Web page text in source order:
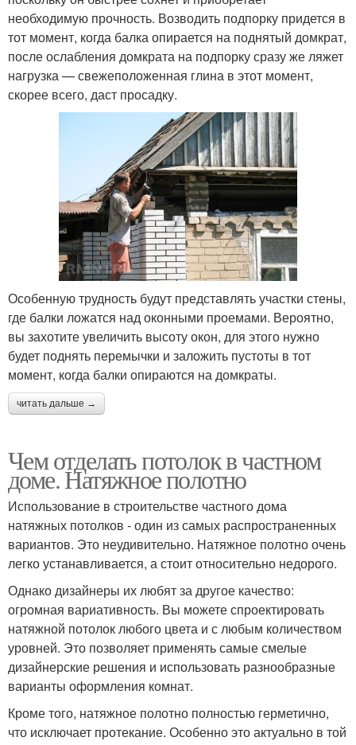
необходимую прочность. Возводить подпорку придется в
тот момент, когда балка опирается на поднятый домкрат,
после ослабления домкрата на подпорку сразу же ляжет
нагрузка — свежеположенная глина в этот момент,
скорее всего, даст просадку.
Особенную трудность будут представлять участки стены,
где балки ложатся над оконными проемами. Вероятно,
вы захотите увеличить высоту окон, для этого нужно
будет поднять перемычки и заложить пустоты в тот
момент, когда балки опираются на домкраты.
читать дальше →
Чем отделать потолок в частном
доме. Натяжное полотно
Использование в строительстве частного дома
натяжных потолков - один из самых распространенных
вариантов. Это неудивительно. Натяжное полотно очень
легко устанавливается, а стоит относительно недорого.
Однако дизайнеры их любят за другое качество:
огромная вариативность. Вы можете спроектировать
натяжной потолок любого цвета и с любым количеством
уровней. Это позволяет применять самые смелые
дизайнерские решения и использовать разнообразные
варианты оформления комнат.
Кроме того, натяжное полотно полностью герметично,
что исключает протекание. Особенно это актуально в той